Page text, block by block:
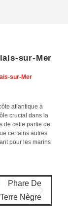
sur-Mer
sur-Mer
atlantique à
crucial dans la
de cette partie de
certains autres
pour les marins